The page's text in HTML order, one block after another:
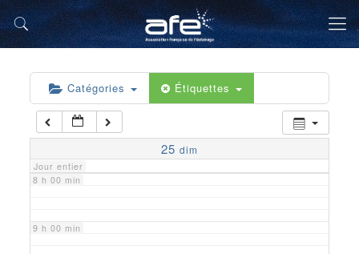
Catégories Étiquettes
25 dim
Jour entier
5 h 00 min
6 h 00 min
7 h 00 min
8 h 00 min
9 h 00 min